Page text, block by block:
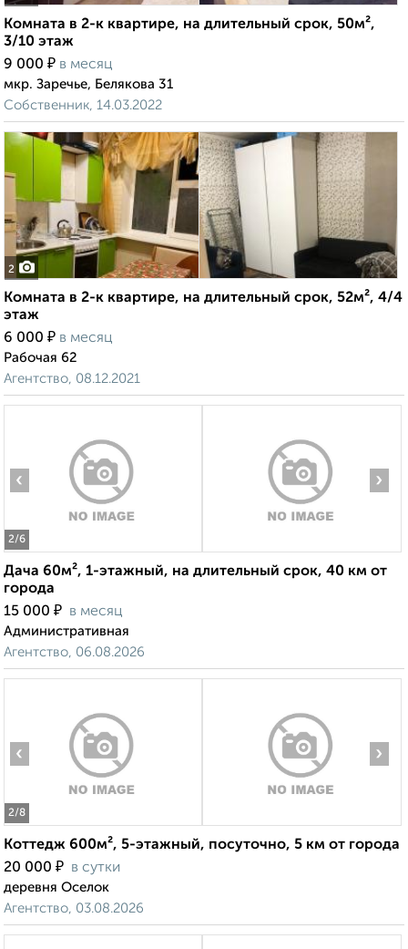
Комната в 2-к квартире, на длительный срок, 50м²,
3/10 этаж
9 000 ₽ в месяц
мкр. Заречье, Белякова 31
Собственник, 14.03.2022
2
Комната в 2-к квартире, на длительный срок, 52м², 4/4
этаж
6 000 ₽ в месяц
Рабочая 62
Агентство, 08.12.2021
2/6
‹ ›
Дача 60м², 1-этажный, на длительный срок, 40 км от
города
15 000 ₽ в месяц
Административная
Агентство, 06.08.2026
2/8
‹ ›
Коттедж 600м², 5-этажный, посуточно, 5 км от города
20 000 ₽ в сутки
деревня Оселок
Агентство, 03.08.2026